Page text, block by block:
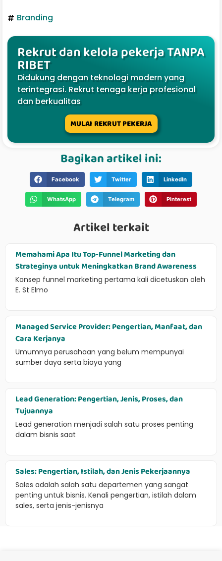
Branding
Rekrut dan kelola pekerja TANPA
RIBET
Didukung dengan teknologi modern yang
terintegrasi. Rekrut tenaga kerja profesional
dan berkualitas
MULAI REKRUT PEKERJA
Bagikan artikel ini:
Facebook Twitter LinkedIn
WhatsApp Telegram Pinterest
Artikel terkait
Memahami Apa Itu Top-Funnel Marketing dan
Strateginya untuk Meningkatkan Brand Awareness
Konsep funnel marketing pertama kali dicetuskan oleh
E. St Elmo
Managed Service Provider: Pengertian, Manfaat, dan
Cara Kerjanya
Umumnya perusahaan yang belum mempunyai
sumber daya serta biaya yang
Lead Generation: Pengertian, Jenis, Proses, dan
Tujuannya
Lead generation menjadi salah satu proses penting
dalam bisnis saat
Sales: Pengertian, Istilah, dan Jenis Pekerjaannya
Sales adalah salah satu departemen yang sangat
penting untuk bisnis. Kenali pengertian, istilah dalam
sales, serta jenis-jenisnya